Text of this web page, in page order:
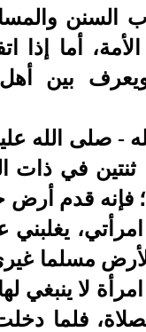
السنن
أما إذا
بين
- صلى الله
في ذات
قدم أرض
يغلبني
مسلما
لا ينبغي
فلما